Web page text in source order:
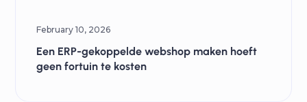
February 10, 2026
Een ERP-gekoppelde webshop maken hoeft
geen fortuin te kosten